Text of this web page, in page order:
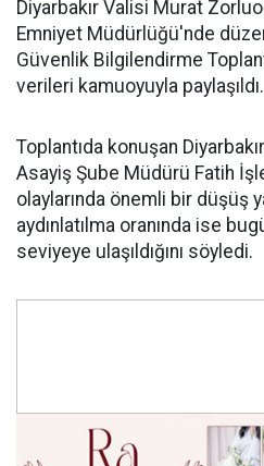
Diyarbakır Valisi Murat
Emniyet Müdürlüğü'nde
Güvenlik Bilgilendirme
verileri kamuoyuyla paylaşıldı.
‎Toplantıda konuşan
Asayiş Şube Müdürü Fatih
olaylarında önemli bir düşüş
aydınlatılma oranında ise
seviyeye ulaşıldığını söyledi.